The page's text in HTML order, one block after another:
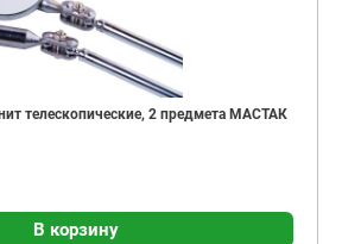
телескопические, 2 предмета МАСТАК
В корзину